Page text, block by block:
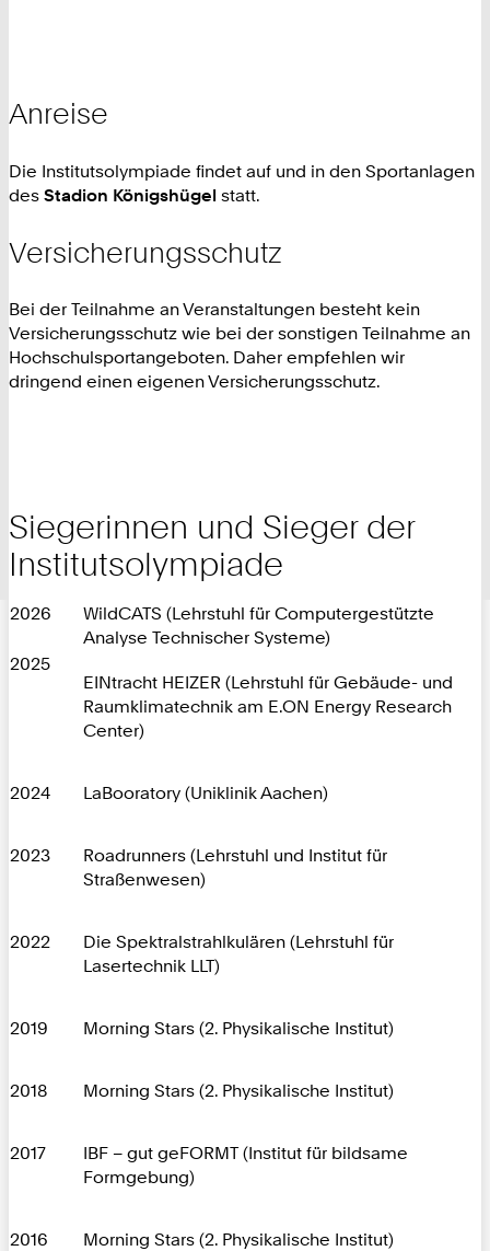
Anreise
Die Institutsolympiade findet auf und in den Sportanlagen
des Stadion Königshügel statt.
Versicherungsschutz
Bei der Teilnahme an Veranstaltungen besteht kein
Versicherungsschutz wie bei der sonstigen Teilnahme an
Hochschulsportangeboten. Daher empfehlen wir
dringend einen eigenen Versicherungsschutz.
Siegerinnen und Sieger der
Institutsolympiade
2026
WildCATS (Lehrstuhl für Computergestützte
Analyse Technischer Systeme)
2025
EINtracht HEIZER (Lehrstuhl für Gebäude- und
Raumklimatechnik am E.ON Energy Research
Center)
2024 LaBooratory (Uniklinik Aachen)
2023
Roadrunners (Lehrstuhl und Institut für
Straßenwesen)
2022
Die Spektralstrahlkulären (Lehrstuhl für
Lasertechnik LLT)
2019 Morning Stars (2. Physikalische Institut)
2018 Morning Stars (2. Physikalische Institut)
2017
IBF – gut geFORMT (Institut für bildsame
Formgebung)
2016 Morning Stars (2. Physikalische Institut)